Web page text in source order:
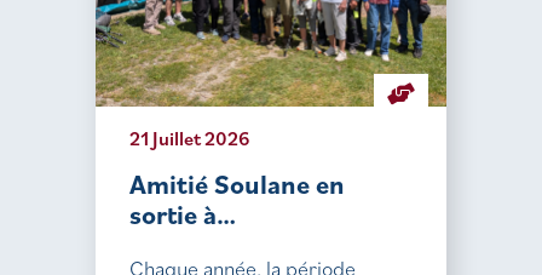
21 Juillet 2026
Amitié Soulane en
sortie à…
Chaque année, la période